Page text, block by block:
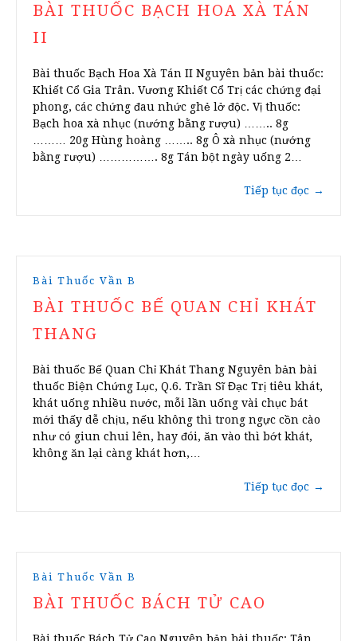
BÀI THUỐC BẠCH HOA XÀ TÁN
II
Bài thuốc Bạch Hoa Xà Tán II Nguyên bản bài thuốc:
Khiết Cổ Gia Trân. Vương Khiết Cổ Trị các chứng đại
phong, các chứng đau nhức ghẻ lở độc. Vị thuốc:
Bạch hoa xà nhục (nướng bằng rượu) …….. 8g
……… 20g Hùng hoàng …….. 8g Ô xà nhục (nướng
bằng rượu) ……………. 8g Tán bột ngày uống 2…
Tiếp tục đọc →
Bài Thuốc Vần B
BÀI THUỐC BẾ QUAN CHỈ KHÁT
THANG
Bài thuốc Bế Quan Chỉ Khát Thang Nguyên bản bài
thuốc Biện Chứng Lục, Q.6. Trần Sĩ Đạc Trị tiêu khát,
khát uống nhiều nước, mỗi lần uống vài chục bát
mới thấy dễ chịu, nếu không thì trong ngực cồn cào
như có giun chui lên, hay đói, ăn vào thì bớt khát,
không ăn lại càng khát hơn,…
Tiếp tục đọc →
Bài Thuốc Vần B
BÀI THUỐC BÁCH TỬ CAO